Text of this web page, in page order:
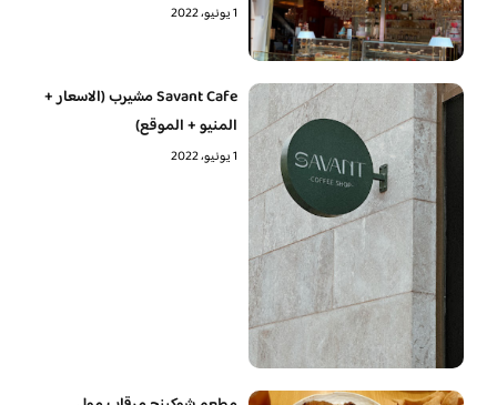
1 يونيو، 2022
Savant Cafe مشيرب (الاسعار +
المنيو + الموقع)
1 يونيو، 2022